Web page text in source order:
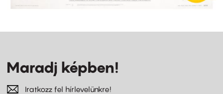
Maradj képben!
Iratkozz fel hírlevelünkre!